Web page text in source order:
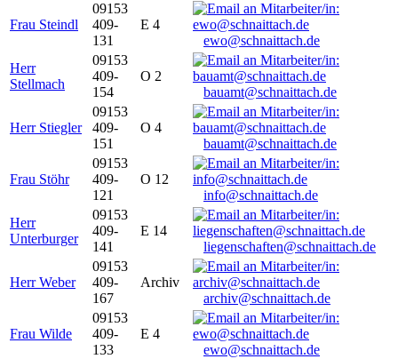
Frau Steindl
09153
409-
131
E 4
ewo@schnaittach.de
Herr
Stellmach
09153
409-
154
O 2
bauamt@schnaittach.de
Herr Stiegler
09153
409-
151
O 4
bauamt@schnaittach.de
Frau Stöhr
09153
409-
121
O 12
info@schnaittach.de
Herr
Unterburger
09153
409-
141
E 14
liegenschaften@schnaittach.de
Herr Weber
09153
409-
167
Archiv
archiv@schnaittach.de
Frau Wilde
09153
409-
133
E 4
ewo@schnaittach.de